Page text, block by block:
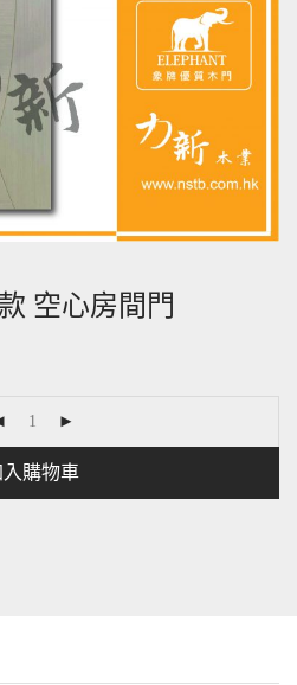
空心房間門
入購物車